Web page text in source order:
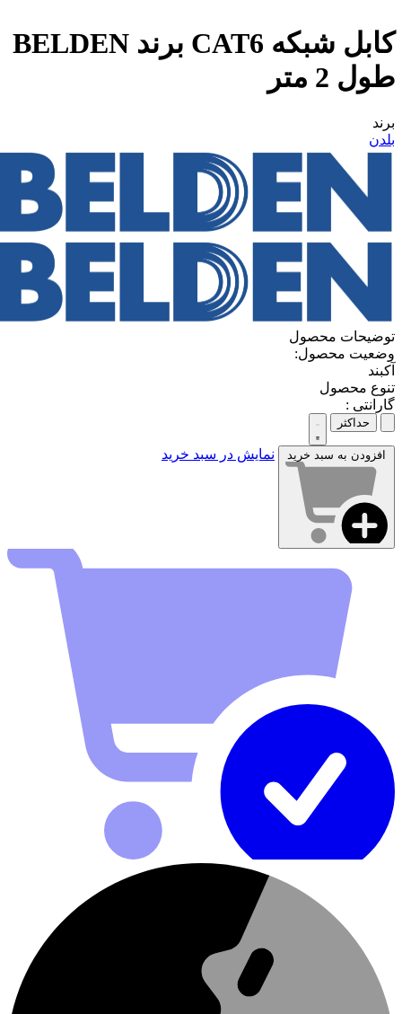
کابل شبکه CAT6 برند BELDEN
طول 2 متر
برند
بلدن
توضیحات محصول
وضعیت محصول:
آکبند
تنوع محصول
گارانتی :
حداکثر
افزودن به سبد خرید نمایش در سبد خرید